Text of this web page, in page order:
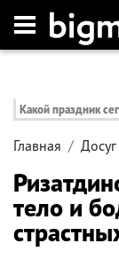
Какой праздник
Главная Досуг
тело и